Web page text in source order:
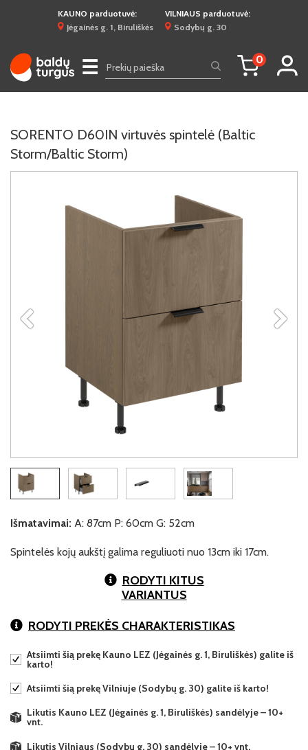
KAUNO parduotuvė:
Jėgainės g. 1, Biruliškės
VILNIAUS parduotuvė:
Sodybų g. 30
☰ 0
SORENTO D60IN virtuvės spintelė (Baltic
Storm/Baltic Storm)
Išmatavimai: A: 87cm P: 60cm G: 52cm
Spintelės kojų aukštį galima reguliuoti nuo 13cm iki 17cm.
RODYTI KITUS
VARIANTUS
RODYTI PREKĖS CHARAKTERISTIKAS
Atsiimti šią prekę Kauno LEZ (Jėgainės g. 1, Biruliškės) galite iš
karto!
Atsiimti šią prekę Vilniuje (Sodybų g. 30) galite iš karto!
Likutis Kauno LEZ (Jėgainės g. 1, Biruliškės) sandėlyje – 10+
vnt.
Likutis Vilniaus (Sodybų g. 30) sandėlyje – 10+ vnt.